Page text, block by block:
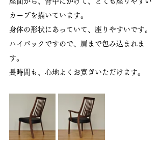
カーブを描いています。
身体の形状にあっていて、座りやすいです。
ハイバックですので、肩まで包み込まれま
す。
長時間も、心地よくお寛ぎいただけます。